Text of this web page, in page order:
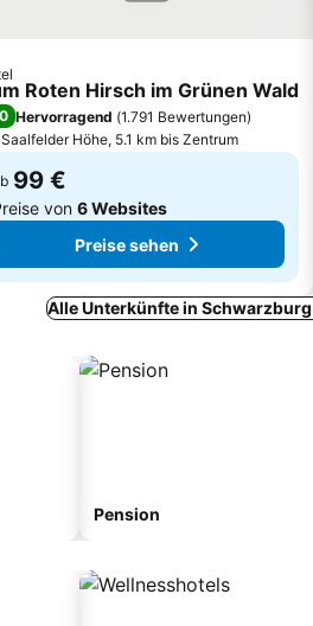
Roten Hirsch im Grünen Wald
Hervorragend (1.791 Bewertungen)
Saalfelder Höhe, 5.1 km bis Zentrum
99 €
von 6 Websites
Preise sehen
Alle Unterkünfte in
Pension